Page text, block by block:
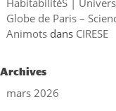
HabitabilitéS |
Globe de Paris –
Animotsdans CIRESE
Archives
mars 2026